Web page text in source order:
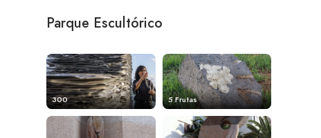
Parque Escultórico
300 5 Frutas